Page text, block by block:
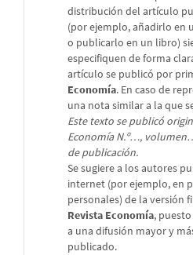
distribución del artículo
(por ejemplo, añadirlo en
o publicarlo en un libro)
especifiquen de forma
artículo se publicó por
Economía. En caso de
una nota similar a la que
Este texto se publicó
Economía N.º…,
de publicación.
Se sugiere a los autores
internet (por ejemplo, en
personales) de la versión
Revista Economía,
a una difusión mayor y
publicado.